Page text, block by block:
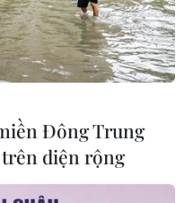
tự
Đông Trung
diện rộng